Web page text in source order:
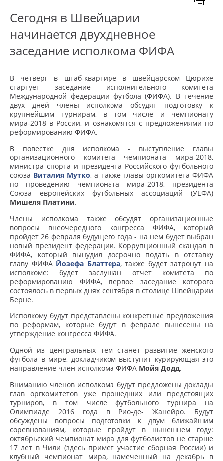
Сегодня в Швейцарии
начинается двухдневное
заседание исполкома ФИФА
В четверг в штаб-квартире в швейцарском Цюрихе
стартует заседание исполнительного комитета
Международной федерации футбола (ФИФА). В течение
двух дней члены исполкома обсудят подготовку к
крупнейшим турнирам, в том числе и чемпионату
мира-2018 в России, и ознакомятся с предложениями по
реформированию ФИФА.
В повестке дня исполкома - выступление главы
организационного комитета чемпионата мира-2018,
министра спорта и президента Российского футбольного
союза Виталия Мутко, а также главы оргкомитета ФИФА
по проведению чемпионата мира-2018, президента
Союза европейских футбольных ассоциаций (УЕФА)
Мишеля Платини.
Члены исполкома также обсудят организационные
вопросы внеочередного конгресса ФИФА, который
пройдет 26 февраля будущего года - на нем будет выбран
новый президент федерации. Коррупционный скандал в
ФИФА, который вынудил досрочно подать в отставку
главу ФИФА Йозефа Блаттера, также будет затронут на
исполкоме: будет заслушан отчет комитета по
реформированию ФИФА, первое заседание которого
состоялось в первых днях сентября в столице Швейцарии
Берне.
Исполкому будут представлены конкретные предложения
по реформам, которые будут в феврале вынесены на
утверждение конгресса ФИФА.
Одной из центральных тем станет развитие женского
футбола в мире, докладчиком выступит курирующая это
направление член исполкома ФИФА Мойя Додд.
Вниманию членов исполкома будут предложены доклады
глав оргкомитетов уже прошедших или предстоящих
турниров, в том числе футбольного турнира на
Олимпиаде 2016 года в Рио-де- Жанейро. Будут
обсуждены вопросы подготовки к двум ближайшим
соревнованиям, которые пройдут в нынешнем году:
октябрьский чемпионат мира для футболистов не старше
17 лет в Чили (здесь примет участие сборная России) и
клубный чемпионат мира, намеченный на декабрь в